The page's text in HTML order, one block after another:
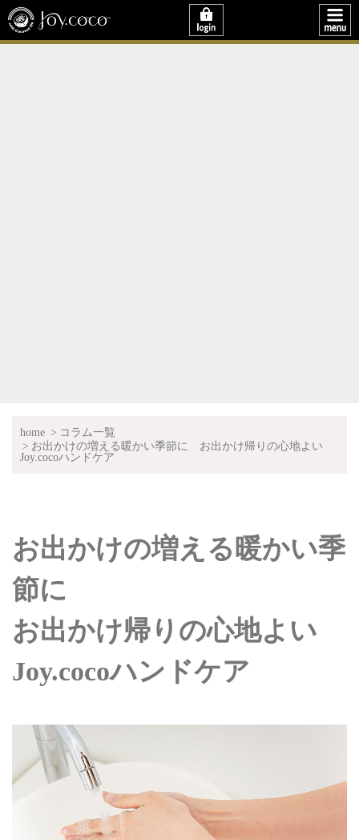
home
コラム一覧
お出かけの増える暖かい季節に お出かけ帰りの心地よい
Joy.cocoハンドケア
お出かけの増える暖かい季
節に
お出かけ帰りの心地よい
Joy.cocoハンドケア